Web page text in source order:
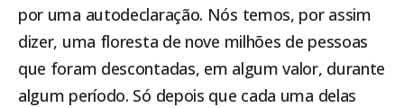
por uma autodeclaração. Nós temos, por assim
dizer, uma floresta de nove milhões de pessoas
que foram descontadas, em algum valor, durante
algum período. Só depois que cada uma delas